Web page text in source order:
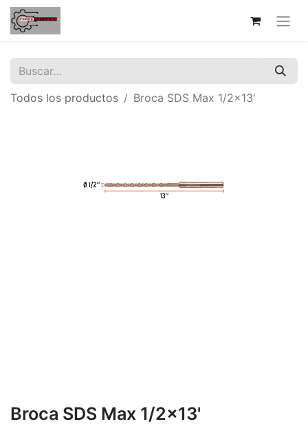
Todos los productos Broca SDS Max 1/2x13'
Broca SDS Max 1/2x13'